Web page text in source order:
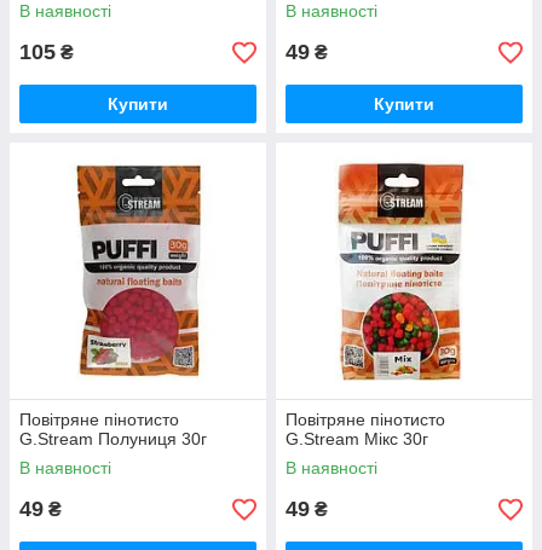
В наявності
105 ₴
Купити
В наявності
49 ₴
Купити
Повітряне пінотисто
G.Stream Полуниця 30г
В наявності
49 ₴
Повітряне пінотисто
G.Stream Мікс 30г
В наявності
49 ₴